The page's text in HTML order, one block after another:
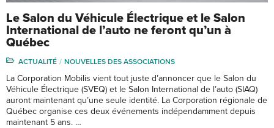
Le Salon du Véhicule Électrique et le Salon
International de l’auto ne feront qu’un à
Québec
ACTUALITÉ NOUVELLES DES ASSOCIATIONS
La Corporation Mobilis vient tout juste d’annoncer que le Salon du
Véhicule Électrique (SVEQ) et le Salon International de l’auto (SIAQ)
auront maintenant qu’une seule identité. La Corporation régionale de
Québec organise ces deux événements indépendamment depuis
maintenant 5 ans. …